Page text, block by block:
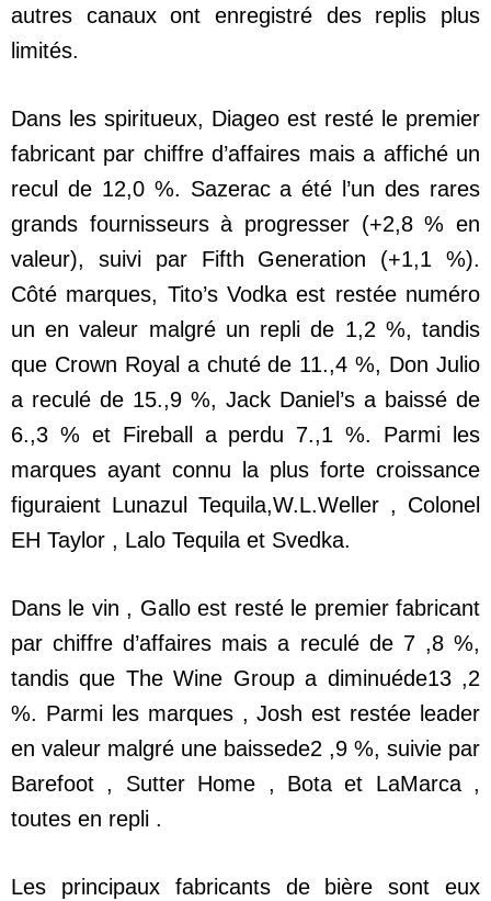
autres canaux ont enregistré des replis plus
limités.
Dans les spiritueux, Diageo est resté le premier
fabricant par chiffre d’affaires mais a affiché un
recul de 12,0 %. Sazerac a été l’un des rares
grands fournisseurs à progresser (+2,8 % en
valeur), suivi par Fifth Generation (+1,1 %).
Côté marques, Tito’s Vodka est restée numéro
un en valeur malgré un repli de 1,2 %, tandis
que Crown Royal a chuté de 11.,4 %, Don Julio
a reculé de 15.,9 %, Jack Daniel’s a baissé de
6.,3 % et Fireball a perdu 7.,1 %. Parmi les
marques ayant connu la plus forte croissance
figuraient Lunazul Tequila,W.L.Weller , Colonel
EH Taylor , Lalo Tequila et Svedka.
Dans le vin , Gallo est resté le premier fabricant
par chiffre d’affaires mais a reculé de 7 ,8 %,
tandis que The Wine Group a diminuéde13 ,2
%. Parmi les marques , Josh est restée leader
en valeur malgré une baissede2 ,9 %, suivie par
Barefoot , Sutter Home , Bota et LaMarca ,
toutes en repli .
Les principaux fabricants de bière sont eux